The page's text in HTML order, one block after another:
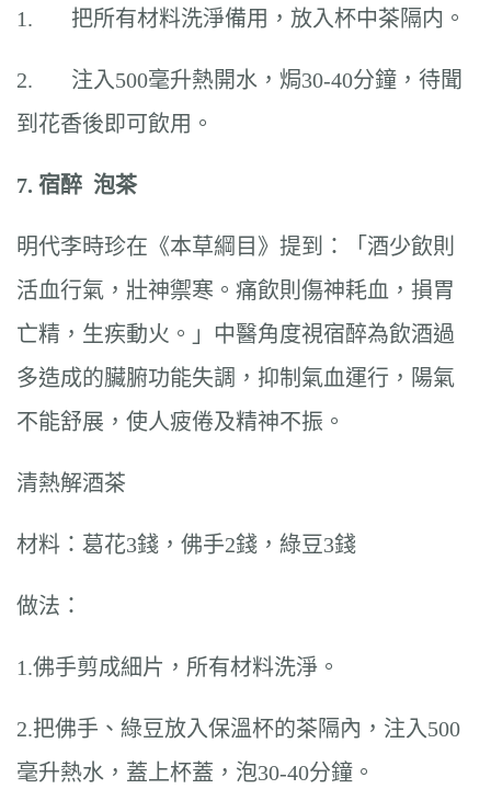
1. 把所有材料洗淨備用，放入杯中茶隔内。
2. 注入500毫升熱開水，焗30-40分鐘，待聞
到花香後即可飲用。
7. 宿醉 泡茶
明代李時珍在《本草綱目》提到：「酒少飲則
活血行氣，壯神禦寒。痛飲則傷神耗血，損胃
亡精，生疾動火。」中醫角度視宿醉為飲酒過
多造成的臟腑功能失調，抑制氣血運行，陽氣
不能舒展，使人疲倦及精神不振。
清熱解酒茶
材料：葛花3錢，佛手2錢，綠豆3錢
做法：
1.佛手剪成細片，所有材料洗淨。
2.把佛手、綠豆放入保溫杯的茶隔內，注入500
毫升熱水，蓋上杯蓋，泡30-40分鐘。